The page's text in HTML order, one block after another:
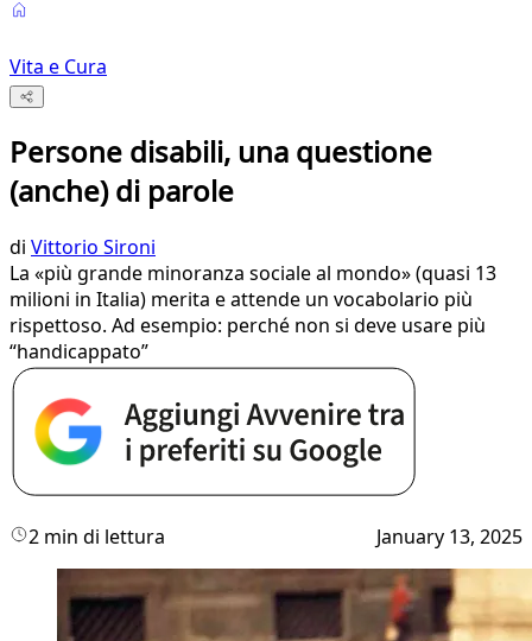
Vita e Cura
Persone disabili, una questione
(anche) di parole
di Vittorio Sironi
La «più grande minoranza sociale al mondo» (quasi 13
milioni in Italia) merita e attende un vocabolario più
rispettoso. Ad esempio: perché non si deve usare più
“handicappato”
2 min di lettura January 13, 2025